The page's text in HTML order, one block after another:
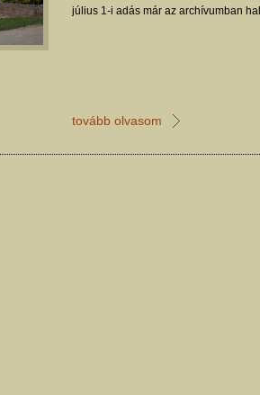
július 1-i adás már az archívumban
tovább olvasom